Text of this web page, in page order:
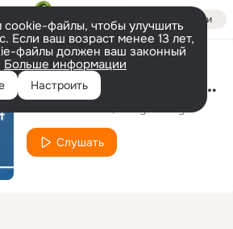
Войти
файлы, чтобы улучшить
Если ваш возраст менее 13 лет,
файлы должен ваш законный
Больше информации
Настроить Feel It (Nerio's Dubwork Radio Edit)
Слушать